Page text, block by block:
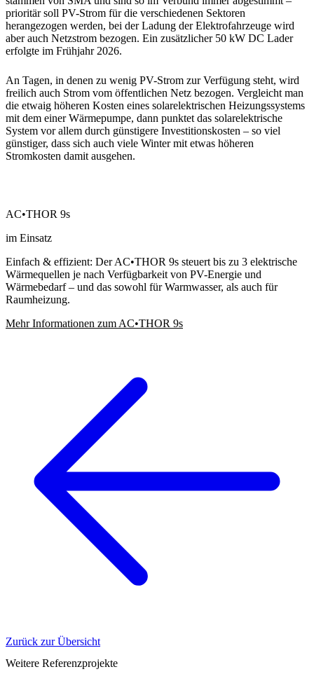
prioritär soll PV-Strom für die verschiedenen Sektoren
herangezogen werden, bei der Ladung der Elektrofahrzeuge wird
aber auch Netzstrom bezogen. Ein zusätzlicher 50 kW DC Lader
erfolgte im Frühjahr 2026.
An Tagen, in denen zu wenig PV-Strom zur Verfügung steht, wird
freilich auch Strom vom öffentlichen Netz bezogen. Vergleicht man
die etwaig höheren Kosten eines solarelektrischen Heizungssystems
mit dem einer Wärmepumpe, dann punktet das solarelektrische
System vor allem durch günstigere Investitionskosten – so viel
günstiger, dass sich auch viele Winter mit etwas höheren
Stromkosten damit ausgehen.
AC•THOR 9s
im Einsatz
Einfach & effizient: Der AC•THOR 9s steuert bis zu 3 elektrische
Wärmequellen je nach Verfügbarkeit von PV-Energie und
Wärmebedarf – und das sowohl für Warmwasser, als auch für
Raumheizung.
Mehr Informationen zum AC•THOR 9s
Zurück zur Übersicht
Weitere Referenzprojekte